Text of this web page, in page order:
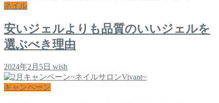
ネイル
安いジェルよりも品質のいいジェルを
選ぶべき理由
2024年2月5日 wish
キャンペーン